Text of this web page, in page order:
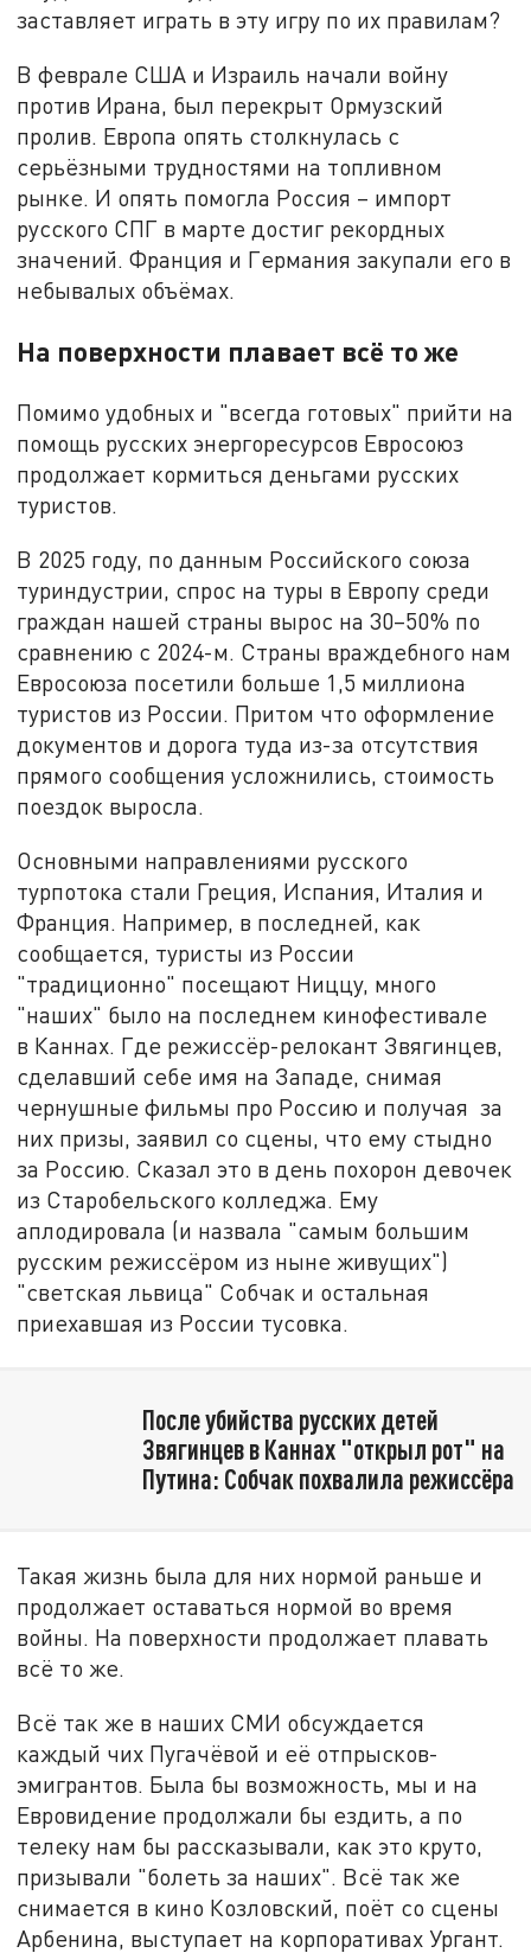
заставляет играть в эту игру по их правилам?
В феврале США и Израиль начали войну
против Ирана, был перекрыт Ормузский
пролив. Европа опять столкнулась с
серьёзными трудностями на топливном
рынке. И опять помогла Россия – импорт
русского СПГ в марте достиг рекордных
значений. Франция и Германия закупали его в
небывалых объёмах.
На поверхности плавает всё то же
Помимо удобных и "всегда готовых" прийти на
помощь русских энергоресурсов Евросоюз
продолжает кормиться деньгами русских
туристов.
В 2025 году, по данным Российского союза
туриндустрии, спрос на туры в Европу среди
граждан нашей страны вырос на 30–50% по
сравнению с 2024-м. Страны враждебного нам
Евросоюза посетили больше 1,5 миллиона
туристов из России. Притом что оформление
документов и дорога туда из-за отсутствия
прямого сообщения усложнились, стоимость
поездок выросла.
Основными направлениями русского
турпотока стали Греция, Испания, Италия и
Франция. Например, в последней, как
сообщается, туристы из России
"традиционно" посещают Ниццу, много
"наших" было на последнем кинофестивале
в Каннах. Где режиссёр-релокант Звягинцев,
сделавший себе имя на Западе, снимая
чернушные фильмы про Россию и получая за
них призы, заявил со сцены, что ему стыдно
за Россию. Сказал это в день похорон девочек
из Старобельского колледжа. Ему
аплодировала (и назвала "самым большим
русским режиссёром из ныне живущих")
"светская львица" Собчак и остальная
приехавшая из России тусовка.
После убийства русских детей
Звягинцев в Каннах "открыл рот" на
Путина: Собчак похвалила режиссёра
Такая жизнь была для них нормой раньше и
продолжает оставаться нормой во время
войны. На поверхности продолжает плавать
всё то же.
Всё так же в наших СМИ обсуждается
каждый чих Пугачёвой и её отпрысков-
эмигрантов. Была бы возможность, мы и на
Евровидение продолжали бы ездить, а по
телеку нам бы рассказывали, как это круто,
призывали "болеть за наших". Всё так же
снимается в кино Козловский, поёт со сцены
Арбенина, выступает на корпоративах Ургант.